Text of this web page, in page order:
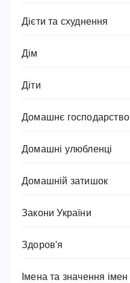
Дієти та схуднення
Дім
Діти
Домашнє господарство
Домашні улюбленці
Домашній затишок
Закони України
Здоров'я
Імена та значення імен